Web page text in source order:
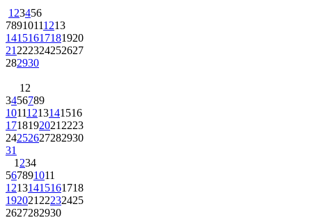
1 23456
78910111213
14151617181920
21 222324252627
282930
1 2
3456789
10111213141516
1718192021 2223
24252627282930
31
1 234
567891011
12131415161718
192021 22232425
2627282930